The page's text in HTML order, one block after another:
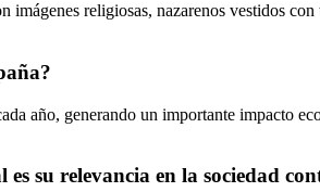
religiosas, nazarenos vestidos
año, generando un importante impacto
su relevancia en la sociedad